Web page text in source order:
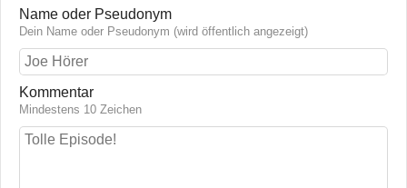
Name oder Pseudonym
Dein Name oder Pseudonym (wird öffentlich angezeigt)
Kommentar
Mindestens 10 Zeichen